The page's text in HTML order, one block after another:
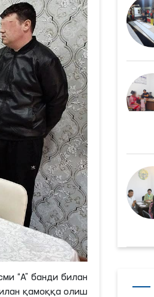
“А” банди билан
қамоққа олиш